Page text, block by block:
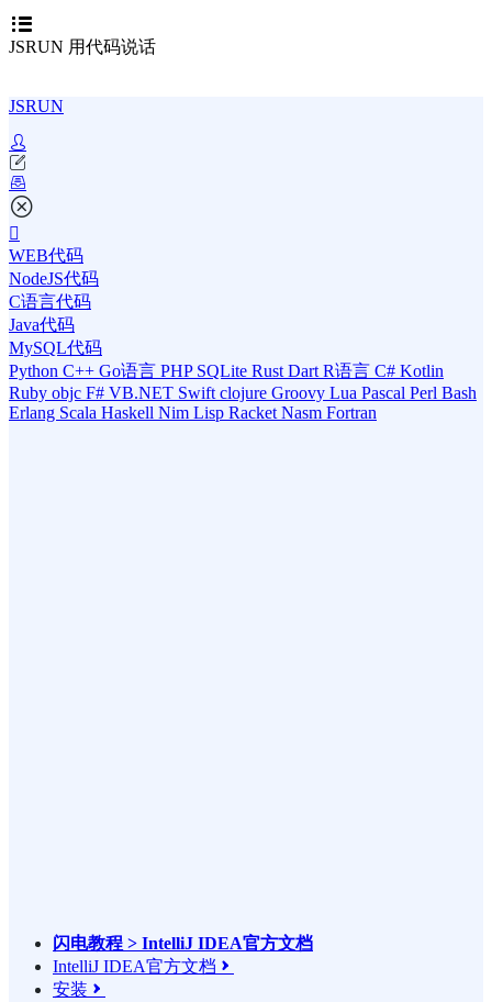
JSRUN 用代码说话
JSRUN
WEB代码
NodeJS代码
C语言代码
Java代码
MySQL代码
Python C++ Go语言 PHP SQLite Rust Dart R语言 C# Kotlin
Ruby objc F# VB.NET Swift clojure Groovy Lua Pascal Perl Bash
Erlang Scala Haskell Nim Lisp Racket Nasm Fortran
闪电教程 > IntelliJ IDEA官方文档
IntelliJ IDEA官方文档 
安装 